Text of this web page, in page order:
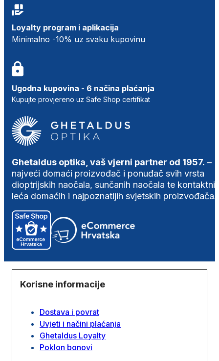
Loyalty program i aplikacija
Minimalno -10% uz svaku kupovinu
Ugodna kupovina - 6 načina plaćanja
Kupujte provjereno uz Safe Shop certifikat
Ghetaldus optika, vaš vjerni partner od 1957. –
najveći domaći proizvođač i ponuđač svih vrsta
dioptrijskih naočala, sunčanih naočala te
leća domaćih i najpoznatijih svjetskih proizvođača.
Korisne informacije
Dostava i povrat
Uvjeti i načini plaćanja
Ghetaldus Loyalty
Poklon bonovi